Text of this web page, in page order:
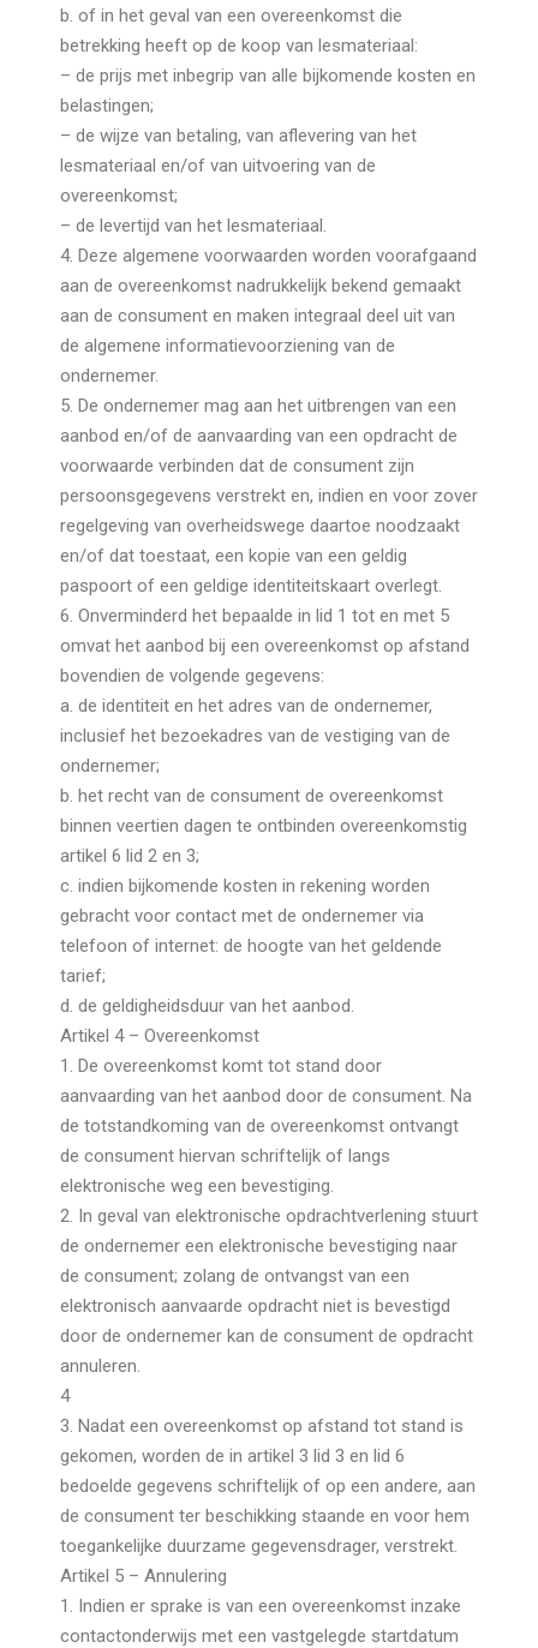
b. of in het geval van een overeenkomst die
betrekking heeft op de koop van lesmateriaal:
– de prijs met inbegrip van alle bijkomende kosten en
belastingen;
– de wijze van betaling, van aflevering van het
lesmateriaal en/of van uitvoering van de
overeenkomst;
– de levertijd van het lesmateriaal.
4. Deze algemene voorwaarden worden voorafgaand
aan de overeenkomst nadrukkelijk bekend gemaakt
aan de consument en maken integraal deel uit van
de algemene informatievoorziening van de
ondernemer.
5. De ondernemer mag aan het uitbrengen van een
aanbod en/of de aanvaarding van een opdracht de
voorwaarde verbinden dat de consument zijn
persoonsgegevens verstrekt en, indien en voor zover
regelgeving van overheidswege daartoe noodzaakt
en/of dat toestaat, een kopie van een geldig
paspoort of een geldige identiteitskaart overlegt.
6. Onverminderd het bepaalde in lid 1 tot en met 5
omvat het aanbod bij een overeenkomst op afstand
bovendien de volgende gegevens:
a. de identiteit en het adres van de ondernemer,
inclusief het bezoekadres van de vestiging van de
ondernemer;
b. het recht van de consument de overeenkomst
binnen veertien dagen te ontbinden overeenkomstig
artikel 6 lid 2 en 3;
c. indien bijkomende kosten in rekening worden
gebracht voor contact met de ondernemer via
telefoon of internet: de hoogte van het geldende
tarief;
d. de geldigheidsduur van het aanbod.
Artikel 4 – Overeenkomst
1. De overeenkomst komt tot stand door
aanvaarding van het aanbod door de consument. Na
de totstandkoming van de overeenkomst ontvangt
de consument hiervan schriftelijk of langs
elektronische weg een bevestiging.
2. In geval van elektronische opdrachtverlening stuurt
de ondernemer een elektronische bevestiging naar
de consument; zolang de ontvangst van een
elektronisch aanvaarde opdracht niet is bevestigd
door de ondernemer kan de consument de opdracht
annuleren.
4
3. Nadat een overeenkomst op afstand tot stand is
gekomen, worden de in artikel 3 lid 3 en lid 6
bedoelde gegevens schriftelijk of op een andere, aan
de consument ter beschikking staande en voor hem
toegankelijke duurzame gegevensdrager, verstrekt.
Artikel 5 – Annulering
1. Indien er sprake is van een overeenkomst inzake
contactonderwijs met een vastgelegde startdatum